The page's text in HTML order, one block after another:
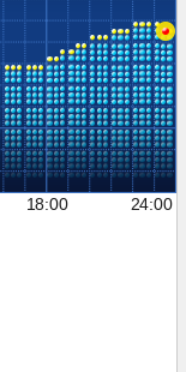
18:00 24:00